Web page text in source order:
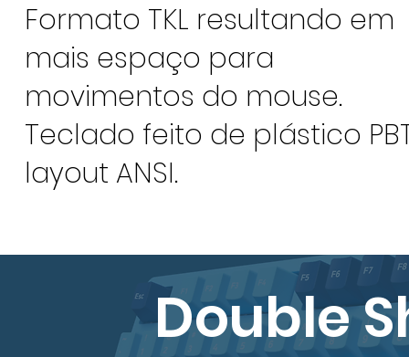
Formato TKL resultando em
mais espaço para
movimentos do mouse.
Teclado feito de plástico
layout ANSI.
Double